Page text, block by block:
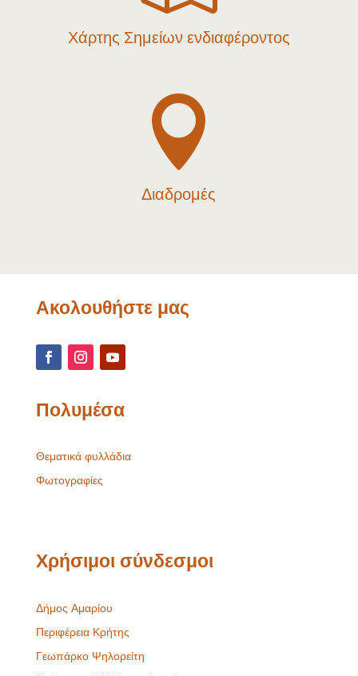
Χάρτης Σημείων ενδιαφέροντος

Διαδρομές
Ακολουθήστε μας
Πολυμέσα
Θεματικά φυλλάδια
Φωτογραφίες
Χρήσιμοι σύνδεσμοι
Δήμος Αμαρίου
Περιφέρεια Κρήτης
Γεωπάρκο Ψηλορείτη